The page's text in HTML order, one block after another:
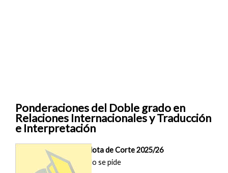
Ponderaciones del Doble grado en
Relaciones Internacionales y Traducción
e Interpretación
Nota de Corte 2025/26
Madrid (COMILLAS)
No se pide